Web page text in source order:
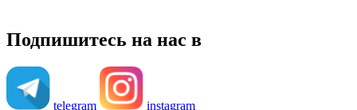
Подпишитесь на нас в
telegram
instagram